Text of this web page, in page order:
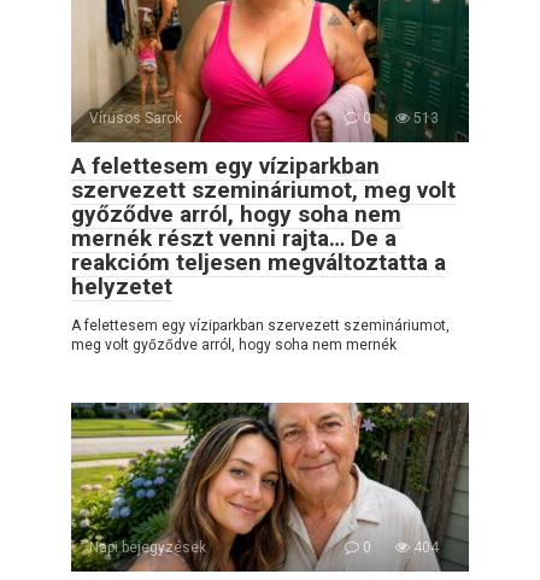
Vírusos Sarok 0 513
A felettesem egy víziparkban
szervezett szemináriumot, meg volt
győződve arról, hogy soha nem
mernék részt venni rajta… De a
reakcióm teljesen megváltoztatta a
helyzetet
A felettesem egy víziparkban szervezett szemináriumot,
meg volt győződve arról, hogy soha nem mernék
Napi bejegyzések 0 404